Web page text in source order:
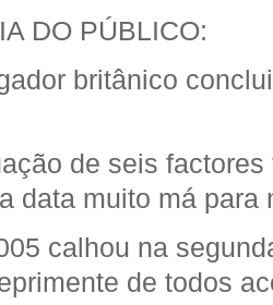
DO PÚBLICO:
britânico
de seis
data muito má para
calhou na
de todos